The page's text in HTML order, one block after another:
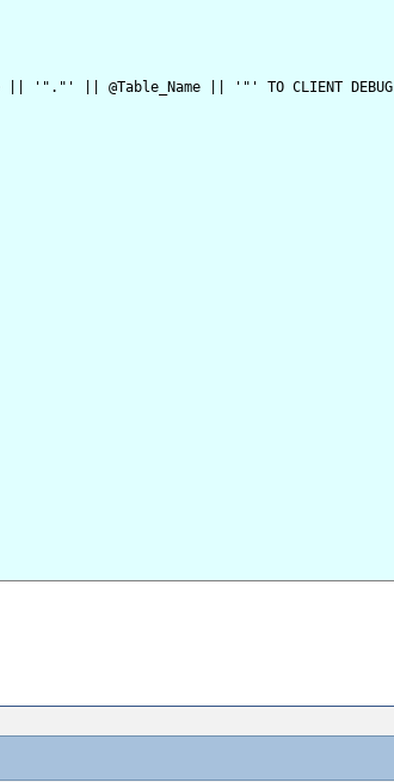
'"."' || @Table_Name || '"' TO CLIENT DEBUG